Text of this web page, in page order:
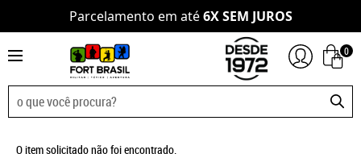
Parcelamento em até6X SEM JUROS
0
O item solicitado não foi encontrado.